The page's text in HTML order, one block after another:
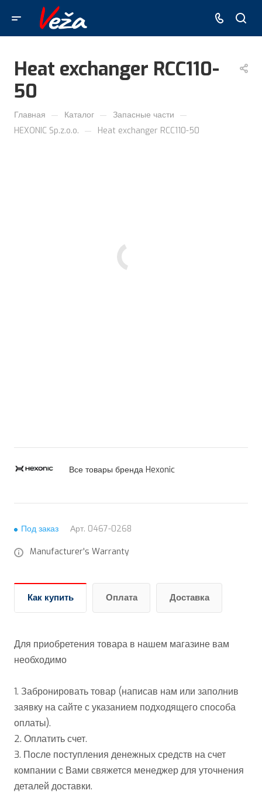
Heat exchanger RCC110-
50
Главная — Каталог — Запасные части —
HEXONIC Sp.z.o.o. — Heat exchanger RCC110-50
Все товары бренда Hexonic
Под заказ Арт. 0467-0268
Manufacturer's Warranty
Как купить Оплата Доставка
Для приобретения товара в нашем магазине вам
необходимо
1. Забронировать товар (написав нам или заполнив
заявку на сайте с указанием подходящего способа
оплаты).
2. Оплатить счет.
3. После поступления денежных средств на счет
компании с Вами свяжется менеджер для уточнения
деталей доставки.